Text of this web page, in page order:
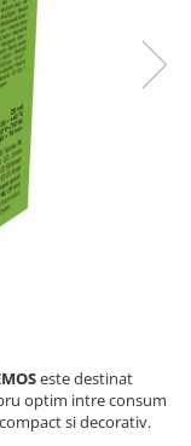
este destinat
optim intre consum
si decorativ.